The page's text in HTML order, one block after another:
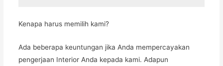
Kenapa harus memilih kami?
Ada beberapa keuntungan jika Anda mempercayakan
pengerjaan Interior Anda kepada kami. Adapun